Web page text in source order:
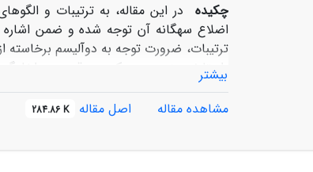
چکیده
در این مقاله، به ترتیبات و
اضلاع سه‏گانه آن توجه شده و ضمن اشاره
ترتیبات، ضرورت توجه به دوآلیسم برخاسته
راستا نویسنده به رویکرد دو قدرت
اختلاف و تعارضات ادراکی بازیگران از
ایران برای ایجاد تکامل در این ترتیبات،
بیشتر
مشاهده مقاله
اصل مقاله 284.86 K